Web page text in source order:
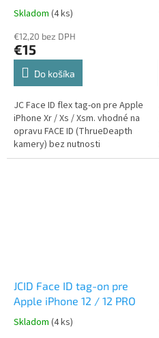
max
Skladom (4 ks)
€12,20 bez DPH
€15
Do košíka
JC Face ID flex tag-on pre Apple
iPhone Xr / Xs / Xsm. vhodné na
opravu FACE ID (ThrueDeapth
kamery) bez nutnosti
spájkovania
JCID Face ID tag-on pre
Apple iPhone 12 / 12 PRO
Skladom (4 ks)